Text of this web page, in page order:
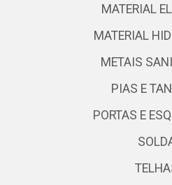
MATERIAL
MATERIAL
METAIS
PIAS E
PORTAS E